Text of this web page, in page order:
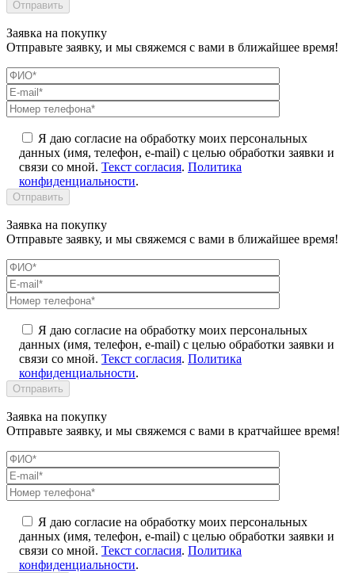
Заявка на покупку
Отправьте заявку, и мы свяжемся с вами в ближайшее время!
Я даю согласие на обработку моих персональных
данных (имя, телефон, e-mail) с целью обработки заявки и
связи со мной. Текст согласия. Политика
конфиденциальности.
Заявка на покупку
Отправьте заявку, и мы свяжемся с вами в ближайшее время!
Я даю согласие на обработку моих персональных
данных (имя, телефон, e-mail) с целью обработки заявки и
связи со мной. Текст согласия. Политика
конфиденциальности.
Заявка на покупку
Отправьте заявку, и мы свяжемся с вами в кратчайшее время!
Я даю согласие на обработку моих персональных
данных (имя, телефон, e-mail) с целью обработки заявки и
связи со мной. Текст согласия. Политика
конфиденциальности.